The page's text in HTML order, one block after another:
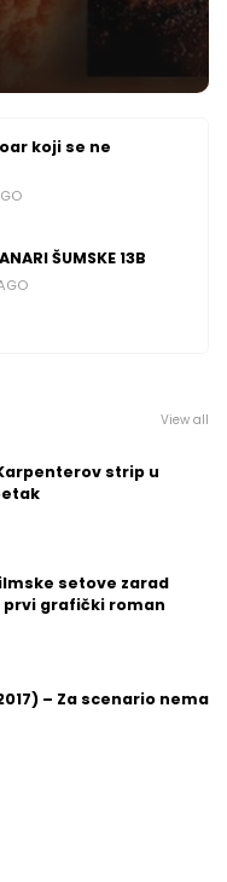
koji se ne
ŠUMSKE 13B
View all
strip u
setove zarad
grafički roman
(2017) – Za scenario nema